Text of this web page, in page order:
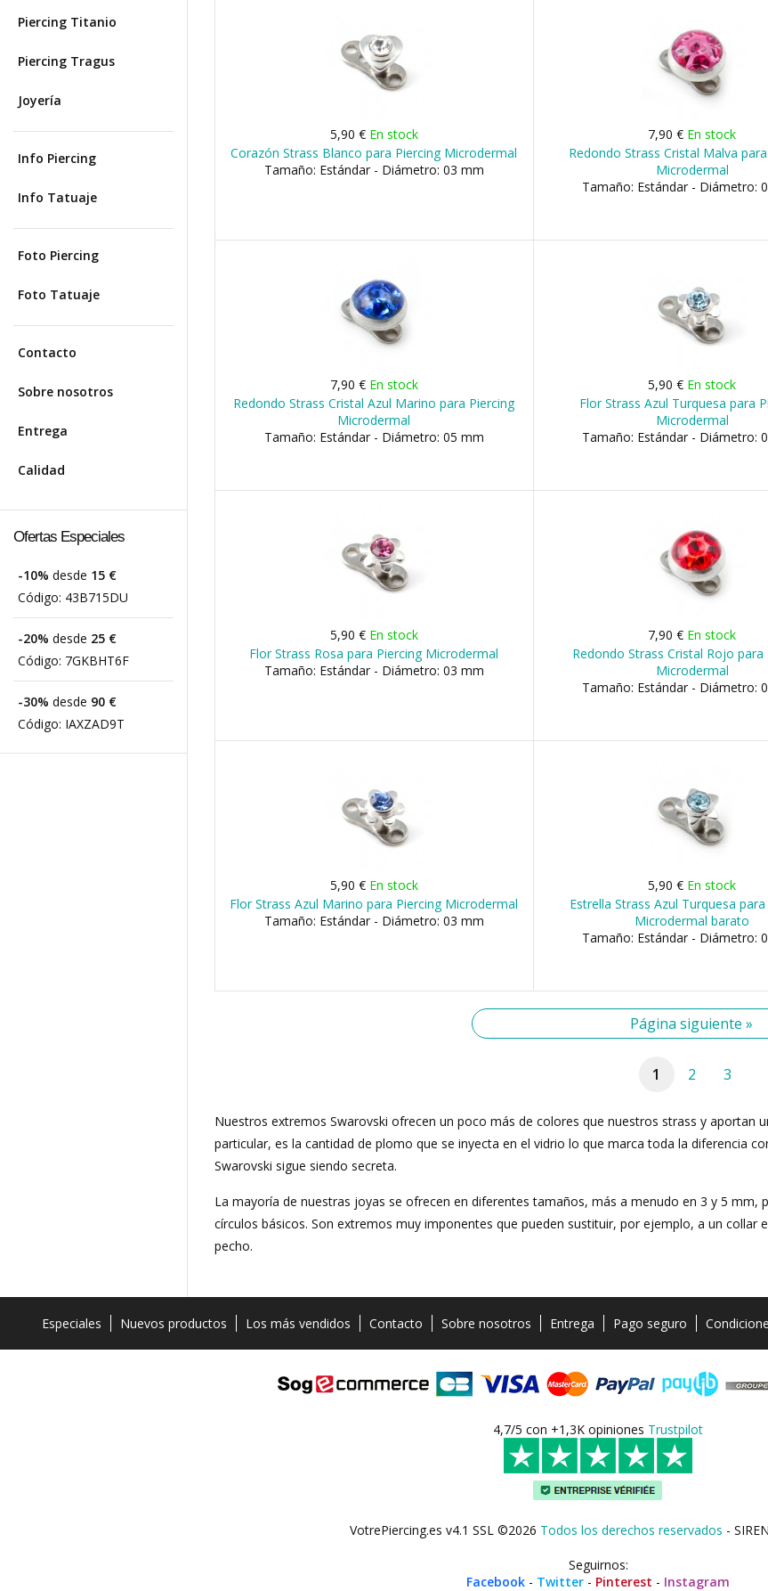
Piercing Titanio
Piercing Tragus
Joyería
Info Piercing
Info Tatuaje
Foto Piercing
Foto Tatuaje
Contacto
Sobre nosotros
Entrega
Calidad
Ofertas Especiales
-10% desde 15 €
Código: 43B715DU
-20% desde 25 €
Código: 7GKBHT6F
-30% desde 90 €
Código: IAXZAD9T
5,90 € En stock
Corazón Strass Blanco para Piercing Microdermal
Tamaño: Estándar - Diámetro: 03 mm
7,90 € En stock
Redondo Strass Cristal Malva
Microdermal
Tamaño: Estándar - Diámetro:
7,90 € En stock
Redondo Strass Cristal Azul Marino para Piercing
Microdermal
Tamaño: Estándar - Diámetro: 05 mm
5,90 € En stock
Flor Strass Azul Turquesa para
Microdermal
Tamaño: Estándar - Diámetro:
5,90 € En stock
Flor Strass Rosa para Piercing Microdermal
Tamaño: Estándar - Diámetro: 03 mm
7,90 € En stock
Redondo Strass Cristal Rojo para
Microdermal
Tamaño: Estándar - Diámetro:
5,90 € En stock
Flor Strass Azul Marino para Piercing Microdermal
Tamaño: Estándar - Diámetro: 03 mm
5,90 € En stock
Estrella Strass Azul Turquesa
Microdermal barato
Tamaño: Estándar - Diámetro:
Página siguiente »
1 2 3
Nuestros extremos Swarovski ofrecen un poco más de colores que nuestros strass y aportan
particular, es la cantidad de plomo que se inyecta en el vidrio lo que marca toda la diferencia
Swarovski sigue siendo secreta.
La mayoría de nuestras joyas se ofrecen en diferentes tamaños, más a menudo en 3 y 5
círculos básicos. Son extremos muy imponentes que pueden sustituir, por ejemplo, a un collar
pecho.
Especiales Nuevos productos Los más vendidos Contacto Sobre nosotros Entrega Pago seguro
4,7/5 con +1,3K opiniones Trustpilot
VotrePiercing.es v4.1 SSL ©2026 Todos los derechos reservados -
Seguirnos:
Facebook - Twitter - Pinterest - Instagram